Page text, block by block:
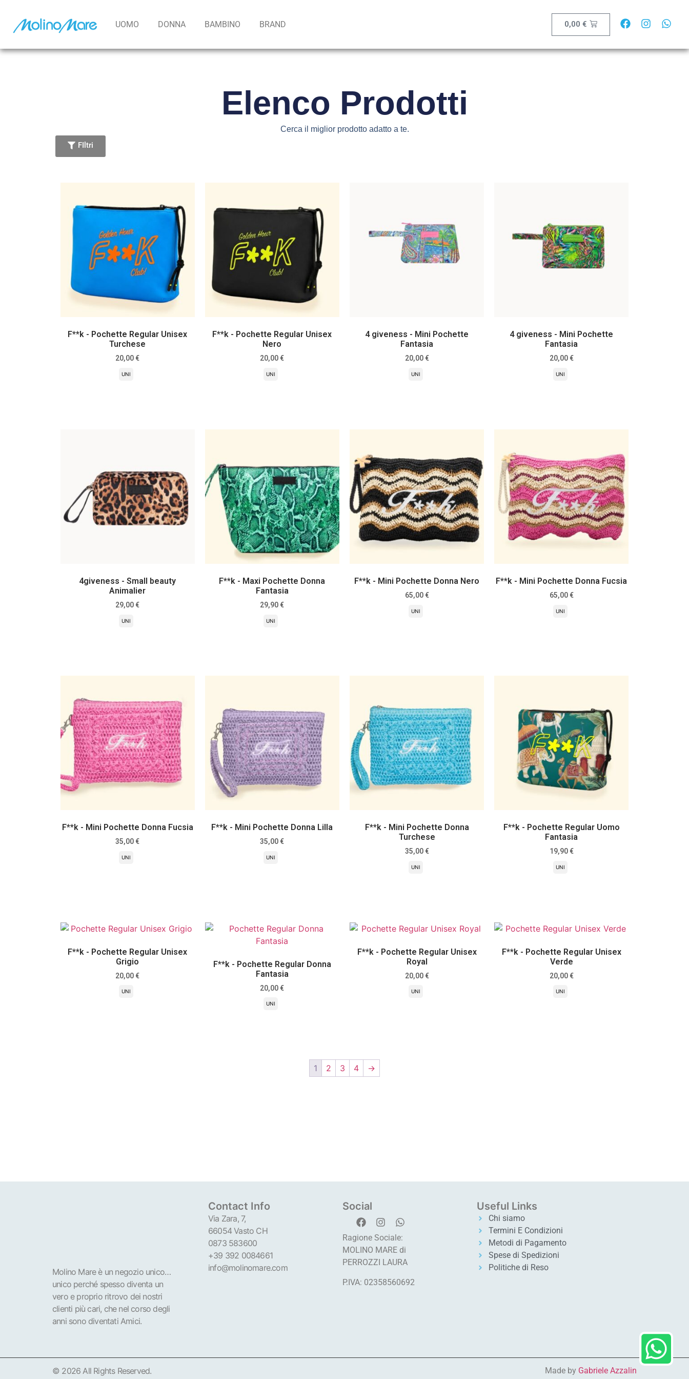
UOMO DONNA BAMBINO BRAND 0,00€
Elenco Prodotti
Cerca il miglior prodotto adatto a te.
FIltri
F**k - Pochette Regular Unisex
Turchese
20,00 €
UNI
F**k - Pochette Regular Unisex
Nero
20,00 €
UNI
4 giveness - Mini Pochette
Fantasia
20,00 €
UNI
4 giveness - Mini Pochette
Fantasia
20,00 €
UNI
4giveness - Small beauty
Animalier
29,00 €
UNI
F**k - Maxi Pochette Donna
Fantasia
29,90 €
UNI
F**k - Mini Pochette Donna Nero
65,00 €
UNI
F**k - Mini Pochette Donna Fucsia
65,00 €
UNI
F**k - Mini Pochette Donna Fucsia
35,00 €
UNI
F**k - Mini Pochette Donna Lilla
35,00 €
UNI
F**k - Mini Pochette Donna
Turchese
35,00 €
UNI
F**k - Pochette Regular Uomo
Fantasia
19,90 €
UNI
F**k - Pochette Regular Unisex
Grigio
20,00 €
UNI
F**k - Pochette Regular Donna
Fantasia
20,00 €
UNI
F**k - Pochette Regular Unisex
Royal
20,00 €
UNI
F**k - Pochette Regular Unisex
Verde
20,00 €
UNI
1 2 3 4 →
Molino Mare è un negozio unico…
unico perché spesso diventa un
vero e proprio ritrovo dei nostri
clienti più cari, che nel corso degli
anni sono diventati Amici.
Contact Info
Via Zara, 7,
66054 Vasto CH
0873 583600
+39 392 0084661
info@molinomare.com
Social
Ragione Sociale:
MOLINO MARE di
PERROZZI LAURA
P.IVA: 02358560692
Useful Links
Chi siamo
Termini E Condizioni
Metodi di Pagamento
Spese di Spedizioni
Politiche di Reso
© 2026 All Rights Reserved. Made by Gabriele Azzalin